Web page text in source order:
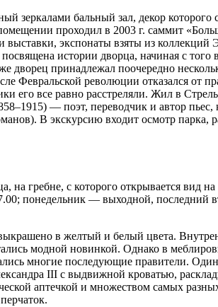
зеркалами бальный зал, декор которого
проходил в 2003 г. саммит
экспонаты взяты из коллекций
истории дворца, начиная с того
дворец принадлежал поочередно
Февральской революции отказался от
его все равно расстреляли. Жил в
— поэт, переводчик и автор пьес,
В экскурсию входит осмотр парка,
на гребне, с которого открывается вид
понедельник — выходной, последний
в желтый и белый цвета.
модной новинкой. Однако в
многие последующие правители.
III с выдвижной кроватью,
аптечкой и множеством самых